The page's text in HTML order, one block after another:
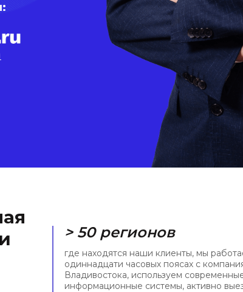
> 50 регионов
где находятся наши клиенты, мы
одиннадцати часовых поясах с
Владивостока, используем
информационные системы, активно